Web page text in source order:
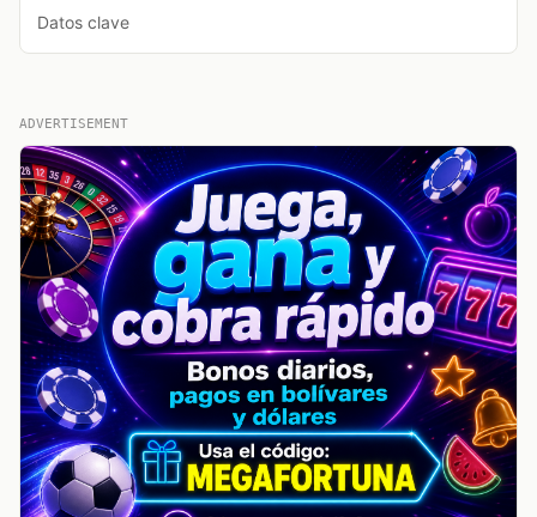
Datos clave
ADVERTISEMENT